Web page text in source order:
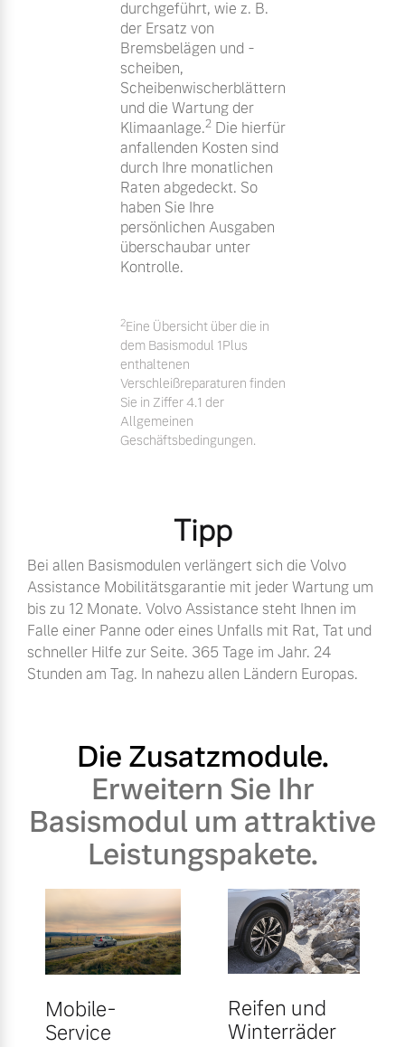
durchgeführt, wie z. B.
der Ersatz von
Bremsbelägen und -
scheiben,
Scheibenwischerblättern
und die Wartung der
Klimaanlage.2Die hierfür
anfallenden Kosten sind
durch Ihre monatlichen
Raten abgedeckt. So
haben Sie Ihre
persönlichen Ausgaben
überschaubar unter
Kontrolle.
2Eine Übersicht über die in
dem Basismodul 1Plus
enthaltenen
Verschleißreparaturen finden
Sie in Ziffer 4.1 der
Allgemeinen
Geschäftsbedingungen.
Tipp
Bei allen Basismodulen verlängert sich die Volvo
Assistance Mobilitätsgarantie mit jeder Wartung um
bis zu 12 Monate. Volvo Assistance steht Ihnen im
Falle einer Panne oder eines Unfalls mit Rat, Tat und
schneller Hilfe zur Seite. 365 Tage im Jahr. 24
Stunden am Tag. In nahezu allen Ländern Europas.
Die Zusatzmodule.
Erweitern Sie Ihr
Basismodul um attraktive
Leistungspakete.
Mobile-
Service
Reifen und
Winterräder